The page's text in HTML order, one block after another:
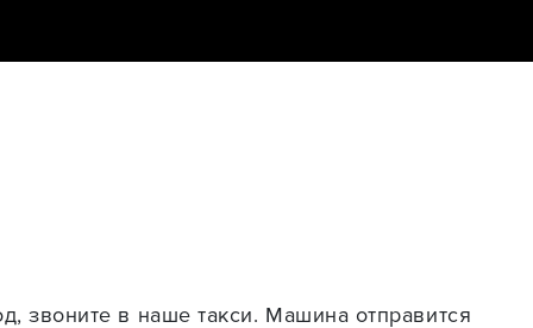
звоните в наше такси. Машина отправится